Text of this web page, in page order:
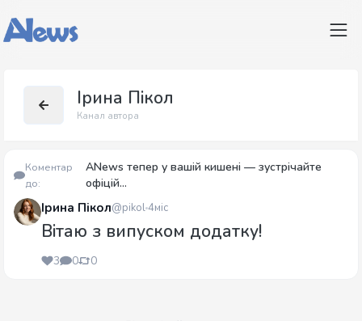
Ірина Пікол
Канал автора
Коментар
до:
ANews тепер у вашій кишені — зустрічайте
офіцій...
Ірина Пікол@pikol4міс
Вітаю з випуском додатку!
3 0 0